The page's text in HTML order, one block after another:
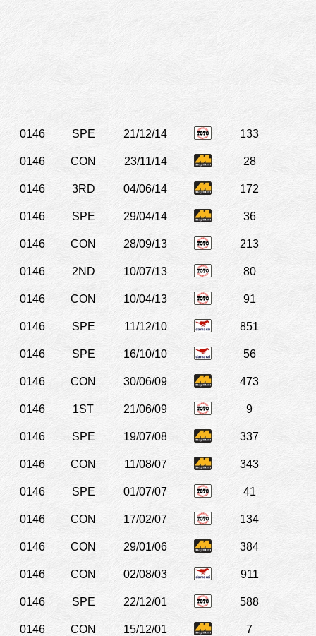
0146 SPE 21/12/14 133
0146 CON 23/11/14 28
0146 3RD 04/06/14 172
0146 SPE 29/04/14 36
0146 CON 28/09/13 213
0146 2ND 10/07/13 80
0146 CON 10/04/13 91
0146 SPE 11/12/10 851
0146 SPE 16/10/10 56
0146 CON 30/06/09 473
0146 1ST 21/06/09 9
0146 SPE 19/07/08 337
0146 CON 11/08/07 343
0146 SPE 01/07/07 41
0146 CON 17/02/07 134
0146 CON 29/01/06 384
0146 CON 02/08/03 911
0146 SPE 22/12/01 588
0146 CON 15/12/01 7